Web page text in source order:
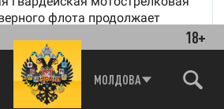
18+
МОЛДОВА